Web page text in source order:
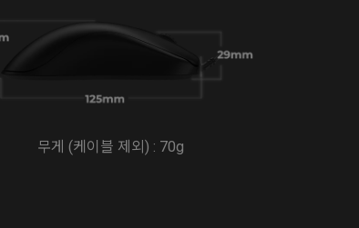
무게 (케이블 제외) : 70g